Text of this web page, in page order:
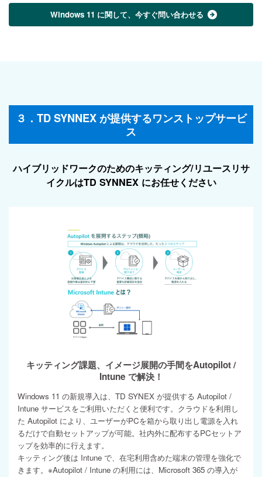
Windows 11 に関して、今すぐ問い合わせる
３．TD SYNNEX が提供するワンストップサービ
ス
ハイブリッドワークのためのキッティング/リユースリサ
イクルはTD SYNNEX にお任せください
キッティング課題、イメージ展開の手間をAutopilot /
Intune で解決！
Windows 11 の新規導入は、TD SYNEX が提供する Autopilot /
Intune サービスをご利用いただくと便利です。クラウドを利用し
た Autopilot により、ユーザーがPCを箱から取り出し電源を入れ
るだけで自動セットアップが可能。社内外に配布するPCセットア
ップを効率的に行えます。
キッティング後は Intune で、在宅利用含めた端末の管理を強化で
きます。※Autopilot / Intune の利用には、Microsoft 365 の導入が